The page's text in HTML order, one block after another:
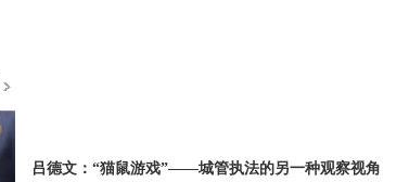
吕德文：“猫鼠游戏”——城管执法的另一种观察视角